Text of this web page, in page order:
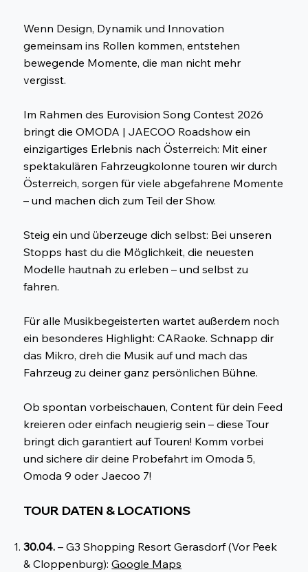
Wenn Design, Dynamik und Innovation
gemeinsam ins Rollen kommen, entstehen
bewegende Momente, die man nicht mehr
vergisst.
Im Rahmen des Eurovision Song Contest 2026
bringt die OMODA | JAECOO Roadshow ein
einzigartiges Erlebnis nach Österreich: Mit einer
spektakulären Fahrzeugkolonne touren wir durch
Österreich, sorgen für viele abgefahrene Momente
– und machen dich zum Teil der Show.
Steig ein und überzeuge dich selbst: Bei unseren
Stopps hast du die Möglichkeit, die neuesten
Modelle hautnah zu erleben – und selbst zu
fahren.
Für alle Musikbegeisterten wartet außerdem noch
ein besonderes Highlight: CARaoke. Schnapp dir
das Mikro, dreh die Musik auf und mach das
Fahrzeug zu deiner ganz persönlichen Bühne.
Ob spontan vorbeischauen, Content für dein Feed
kreieren oder einfach neugierig sein – diese Tour
bringt dich garantiert auf Touren! Komm vorbei
und sichere dir deine Probefahrt im Omoda 5,
Omoda 9 oder Jaecoo 7!
TOUR DATEN & LOCATIONS
30.04. – G3 Shopping Resort Gerasdorf (Vor Peek
& Cloppenburg):Google Maps